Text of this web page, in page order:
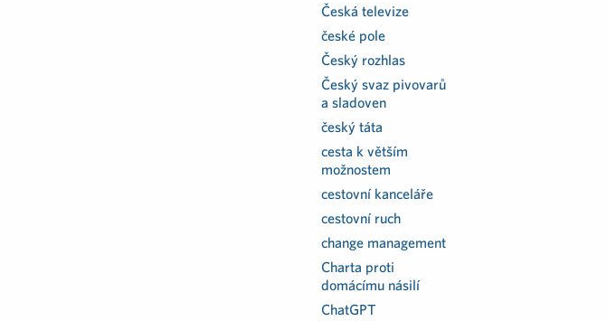
Česká televize
české pole
Český rozhlas
Český svaz pivovarů
a sladoven
český táta
cesta k větším
možnostem
cestovní kanceláře
cestovní ruch
change management
Charta proti
domácímu násilí
ChatGPT